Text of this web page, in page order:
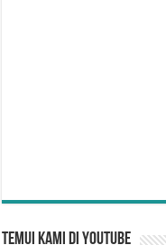
Temui Kami di YouTube